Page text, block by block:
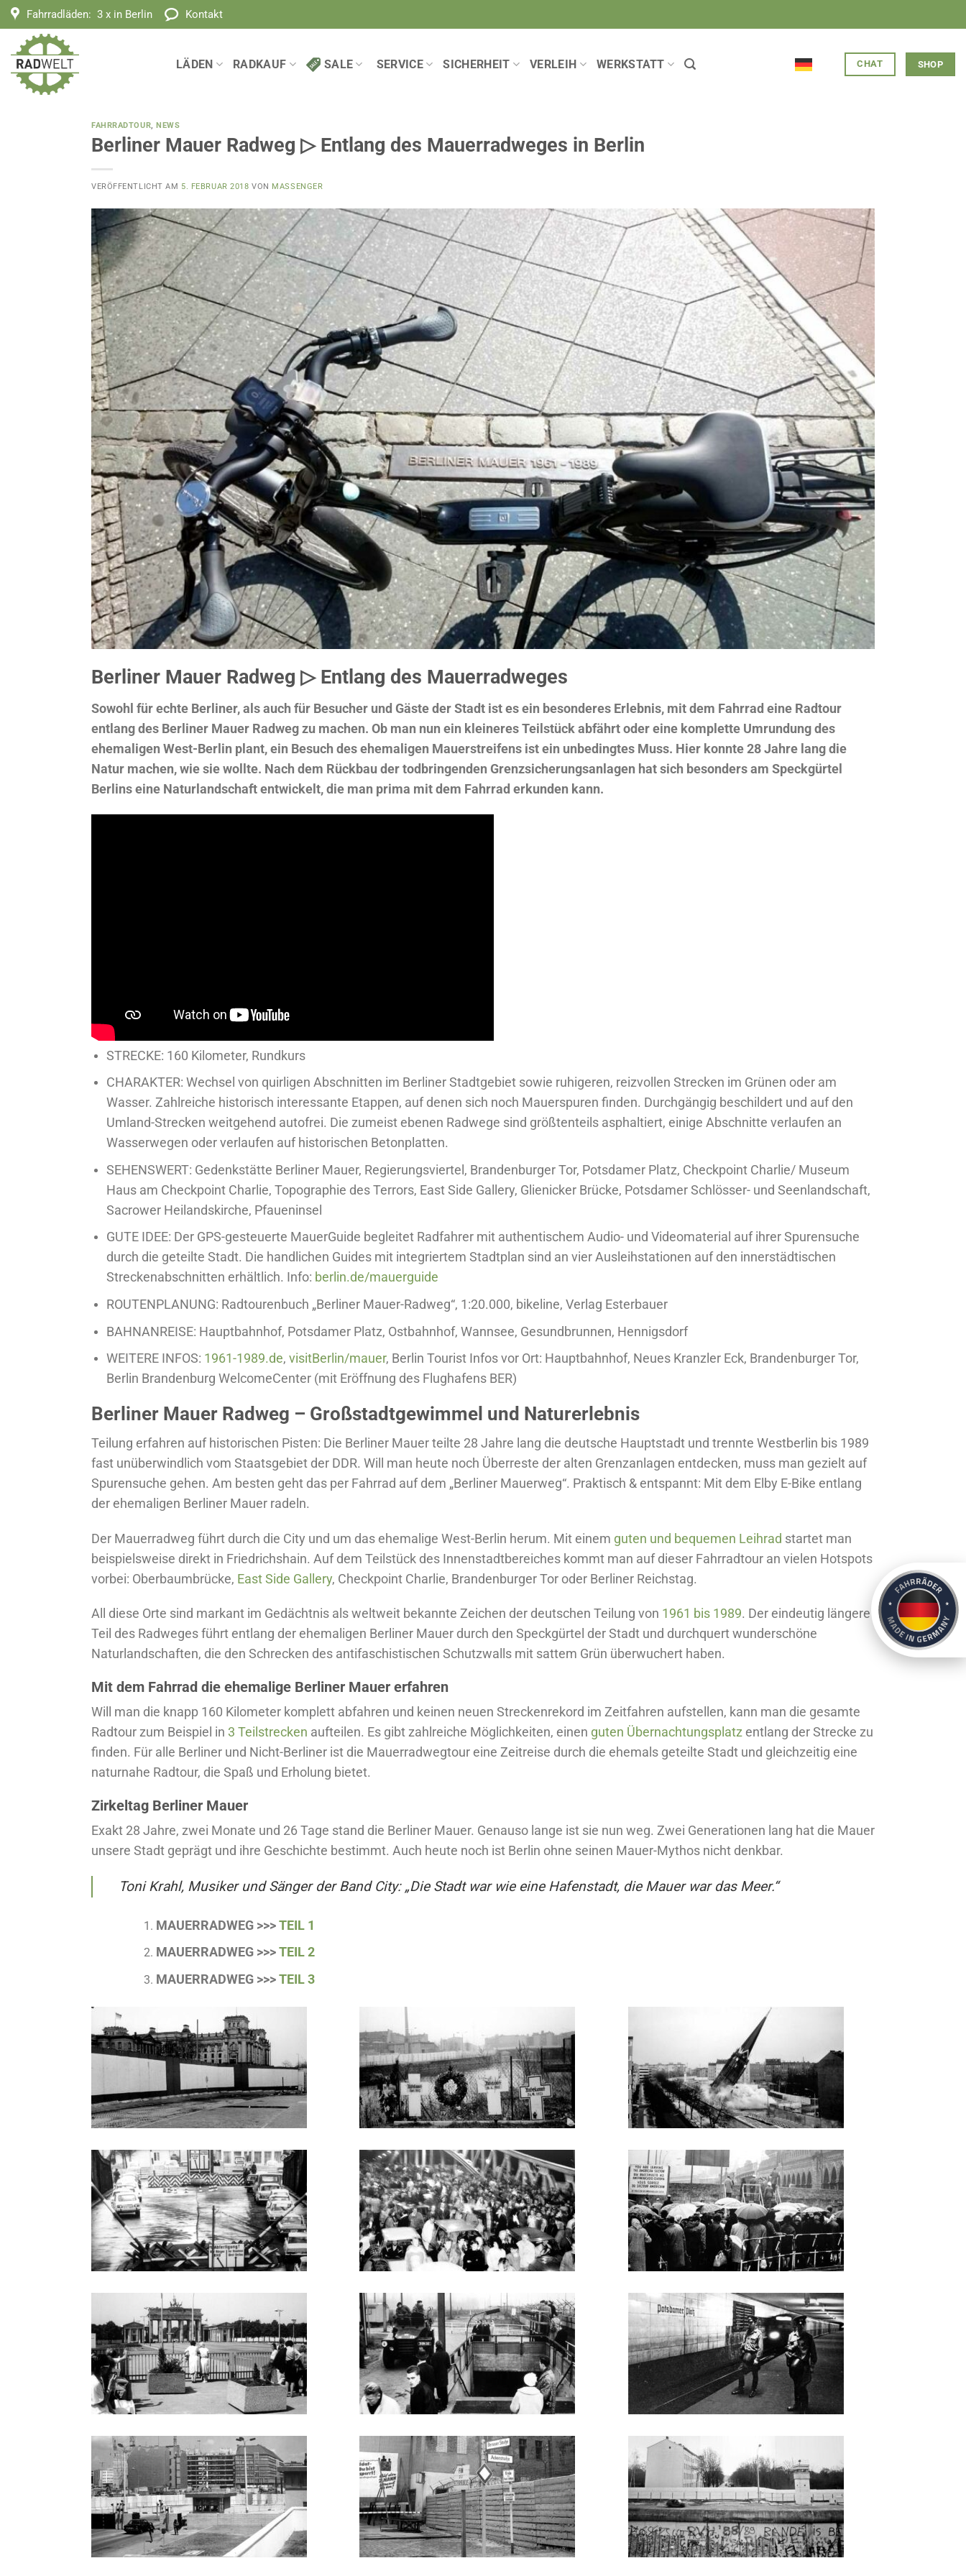
Zum
Inhalt
springen
Fahrradläden: 3 x in Berlin Kontakt
LÄDEN RADKAUF SALE SERVICE SICHERHEIT VERLEIH WERKSTATT CHAT SHOP
FAHRRADTOUR,NEWS
Berliner Mauer Radweg ▷ Entlang des Mauerradweges in Berlin
VERÖFFENTLICHT AM 5. FEBRUAR 2018 VON MASSENGER
Berliner Mauer Radweg ▷ Entlang des Mauerradweges
Sowohl für echte Berliner, als auch für Besucher und Gäste der Stadt ist es ein besonderes Erlebnis, mit dem Fahrrad eine Radtour
entlang des Berliner Mauer Radweg zu machen. Ob man nun ein kleineres Teilstück abfährt oder eine komplette Umrundung des
ehemaligen West-Berlin plant, ein Besuch des ehemaligen Mauerstreifens ist ein unbedingtes Muss. Hier konnte 28 Jahre lang die
Natur machen, wie sie wollte. Nach dem Rückbau der todbringenden Grenzsicherungsanlagen hat sich besonders am Speckgürtel
Berlins eine Naturlandschaft entwickelt, die man prima mit dem Fahrrad erkunden kann.
STRECKE: 160 Kilometer, Rundkurs
CHARAKTER: Wechsel von quirligen Abschnitten im Berliner Stadtgebiet sowie ruhigeren, reizvollen Strecken im Grünen oder am
Wasser. Zahlreiche historisch interessante Etappen, auf denen sich noch Mauerspuren finden. Durchgängig beschildert und auf den
Umland-Strecken weitgehend autofrei. Die zumeist ebenen Radwege sind größtenteils asphaltiert, einige Abschnitte verlaufen an
Wasserwegen oder verlaufen auf historischen Betonplatten.
SEHENSWERT: Gedenkstätte Berliner Mauer, Regierungsviertel, Brandenburger Tor, Potsdamer Platz, Checkpoint Charlie/ Museum
Haus am Checkpoint Charlie, Topographie des Terrors, East Side Gallery, Glienicker Brücke, Potsdamer Schlösser- und Seenlandschaft,
Sacrower Heilandskirche, Pfaueninsel
GUTE IDEE: Der GPS-gesteuerte MauerGuide begleitet Radfahrer mit authentischem Audio- und Videomaterial auf ihrer Spurensuche
durch die geteilte Stadt. Die handlichen Guides mit integriertem Stadtplan sind an vier Ausleihstationen auf den innerstädtischen
Streckenabschnitten erhältlich. Info: berlin.de/mauerguide
ROUTENPLANUNG: Radtourenbuch „Berliner Mauer-Radweg“, 1:20.000, bikeline, Verlag Esterbauer
BAHNANREISE: Hauptbahnhof, Potsdamer Platz, Ostbahnhof, Wannsee, Gesundbrunnen, Hennigsdorf
WEITERE INFOS: 1961-1989.de, visitBerlin/mauer, Berlin Tourist Infos vor Ort: Hauptbahnhof, Neues Kranzler Eck, Brandenburger Tor,
Berlin Brandenburg WelcomeCenter (mit Eröffnung des Flughafens BER)
Berliner Mauer Radweg – Großstadtgewimmel und Naturerlebnis
Teilung erfahren auf historischen Pisten: Die Berliner Mauer teilte 28 Jahre lang die deutsche Hauptstadt und trennte Westberlin bis 1989
fast unüberwindlich vom Staatsgebiet der DDR. Will man heute noch Überreste der alten Grenzanlagen entdecken, muss man gezielt auf
Spurensuche gehen. Am besten geht das per Fahrrad auf dem „Berliner Mauerweg“. Praktisch & entspannt: Mit dem Elby E-Bike entlang
der ehemaligen Berliner Mauer radeln.
Der Mauerradweg führt durch die City und um das ehemalige West-Berlin herum. Mit einem guten und bequemen Leihrad startet man
beispielsweise direkt in Friedrichshain. Auf dem Teilstück des Innenstadtbereiches kommt man auf dieser Fahrradtour an vielen Hotspots
vorbei: Oberbaumbrücke, East Side Gallery, Checkpoint Charlie, Brandenburger Tor oder Berliner Reichstag.
All diese Orte sind markant im Gedächtnis als weltweit bekannte Zeichen der deutschen Teilung von 1961 bis 1989. Der eindeutig längere
Teil des Radweges führt entlang der ehemaligen Berliner Mauer durch den Speckgürtel der Stadt und durchquert wunderschöne
Naturlandschaften, die den Schrecken des antifaschistischen Schutzwalls mit sattem Grün überwuchert haben.
Mit dem Fahrrad die ehemalige Berliner Mauer erfahren
Will man die knapp 160 Kilometer komplett abfahren und keinen neuen Streckenrekord im Zeitfahren aufstellen, kann man die gesamte
Radtour zum Beispiel in 3 Teilstrecken aufteilen. Es gibt zahlreiche Möglichkeiten, einen guten Übernachtungsplatz entlang der Strecke zu
finden. Für alle Berliner und Nicht-Berliner ist die Mauerradwegtour eine Zeitreise durch die ehemals geteilte Stadt und gleichzeitig eine
naturnahe Radtour, die Spaß und Erholung bietet.
Zirkeltag Berliner Mauer
Exakt 28 Jahre, zwei Monate und 26 Tage stand die Berliner Mauer. Genauso lange ist sie nun weg. Zwei Generationen lang hat die Mauer
unsere Stadt geprägt und ihre Geschichte bestimmt. Auch heute noch ist Berlin ohne seinen Mauer-Mythos nicht denkbar.
Toni Krahl, Musiker und Sänger der Band City: „Die Stadt war wie eine Hafenstadt, die Mauer war das Meer.“
MAUERRADWEG >>> TEIL 1
MAUERRADWEG >>> TEIL 2
MAUERRADWEG >>> TEIL 3